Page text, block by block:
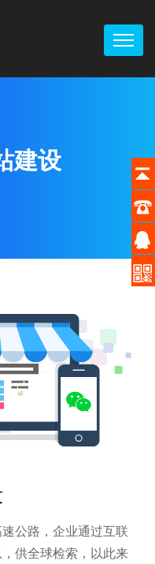
建设
公路，企业通过互联
供全球检索，以此来